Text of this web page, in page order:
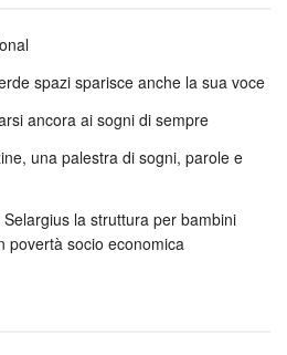
spazi sparisce anche la sua voce
ancora ai sogni di sempre
una palestra di sogni, parole e
la struttura per bambini
povertà socio economica